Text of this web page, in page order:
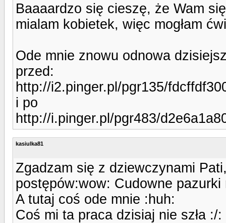
Baaaardzo się cieszę, że Wam
mialam kobietek, więc mogłam
Ode mnie znowu odnowa
przed:
http://i2.pinger.pl/pgr135/
i po
http://i.pinger.pl/pgr483/
kasiulka81
Zgadzam się z dziewczynami
postępów:wow: Cudowne pazurki
A tutaj coś ode mnie :huh:
Coś mi ta praca dzisiaj nie szła :/: